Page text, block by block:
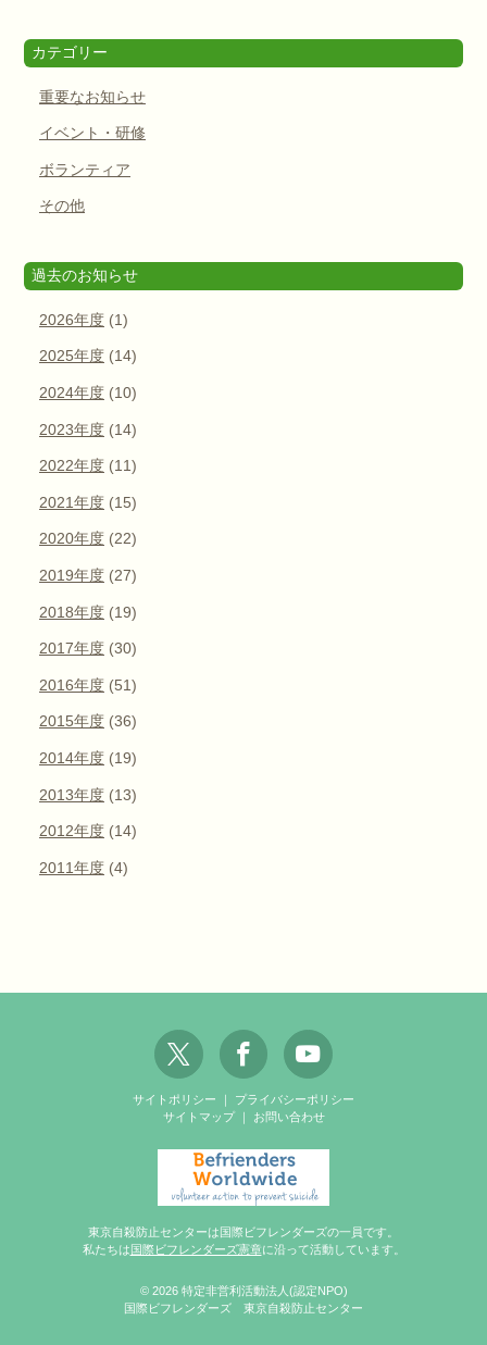
カテゴリー
重要なお知らせ
イベント・研修
ボランティア
その他
過去のお知らせ
2026年度 (1)
2025年度 (14)
2024年度 (10)
2023年度 (14)
2022年度 (11)
2021年度 (15)
2020年度 (22)
2019年度 (27)
2018年度 (19)
2017年度 (30)
2016年度 (51)
2015年度 (36)
2014年度 (19)
2013年度 (13)
2012年度 (14)
2011年度 (4)
サイトポリシー ｜ プライバシーポリシー
サイトマップ｜ お問い合わせ
東京自殺防止センターは国際ビフレンダーズの一員です。
私たちは 国際ビフレンダーズ憲章に沿って活動しています。
© 2026 特定非営利活動法人(認定NPO)
国際ビフレンダーズ 東京自殺防止センター